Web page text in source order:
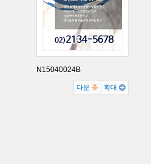
N15040024B
다운 확대